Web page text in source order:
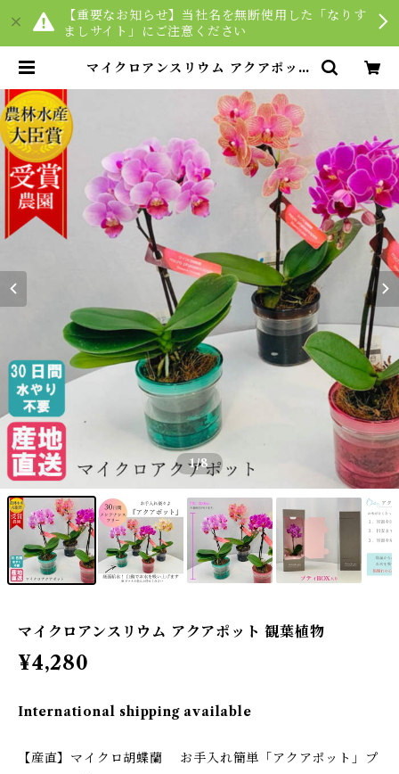
【重要なお知らせ】当社名を無断使用した「なりす
ましサイト」にご注意ください
マイクロアンスリウム アクアポット
1/8
マイクロアンスリウム アクアポット 観葉植物
¥4,280
International shipping available
【産直】マイクロ胡蝶蘭 お手入れ簡単「アクアポット」プ